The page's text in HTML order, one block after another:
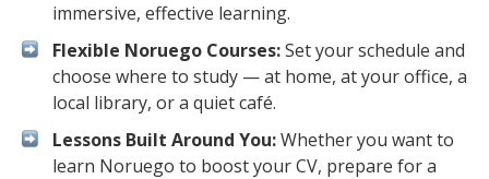
immersive, effective learning.
Flexible Noruego Courses:Set your schedule and
choose where to study — at home, at your office, a
local library, or a quiet café.
Lessons Built Around You:Whether you want to
learn Noruego to boost your CV, prepare for a